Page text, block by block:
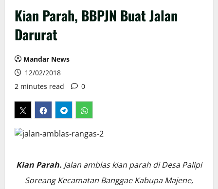
Kian Parah, BBPJN Buat Jalan
Darurat
Mandar News
12/02/2018
2 minutes read
0
Kian Parah. Jalan amblas kian parah di Desa Palipi
Soreang Kecamatan Banggae Kabupa Majene,